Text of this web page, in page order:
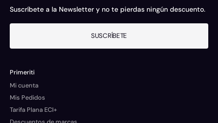
Suscríbete a la Newsletter y no te pierdas ningún descuento.
SUSCRÍBETE
Primeriti
Mi cuenta
Mis Pedidos
Tarifa Plana ECI+